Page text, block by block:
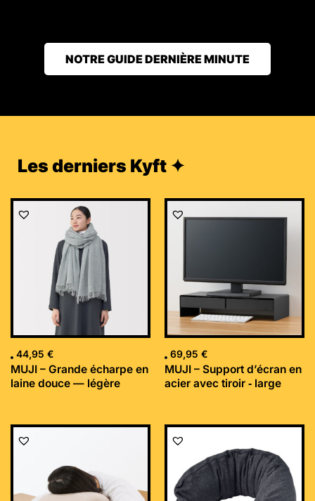
NOTRE GUIDE DERNIÈRE MINUTE
Les derniers Kyft ✦
44,95 €
MUJI – Grande écharpe en
laine douce — légère
69,95 €
MUJI – Support d’écran en
acier avec tiroir ‐ large